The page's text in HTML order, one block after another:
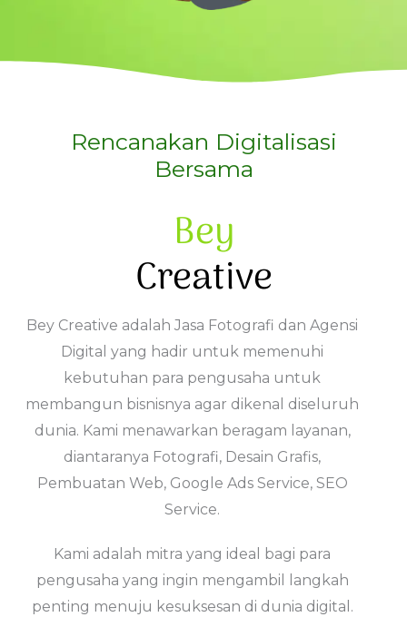
Rencanakan Digitalisasi
Bersama
Bey
Creative
Bey Creative adalah Jasa Fotografi dan Agensi
Digital yang hadir untuk memenuhi
kebutuhan para pengusaha untuk
membangun bisnisnya agar dikenal diseluruh
dunia. Kami menawarkan beragam layanan,
diantaranya Fotografi, Desain Grafis,
Pembuatan Web, Google Ads Service, SEO
Service.
Kami adalah mitra yang ideal bagi para
pengusaha yang ingin mengambil langkah
penting menuju kesuksesan di dunia digital.